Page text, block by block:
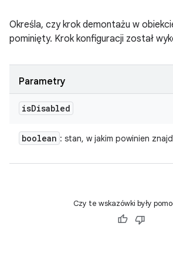
Określa, czy krok demontażu w
pominięty. Krok konfiguracji został
Parametry
isDisabled
boolean : stan, w jakim powinien
Czy te wskazówki były